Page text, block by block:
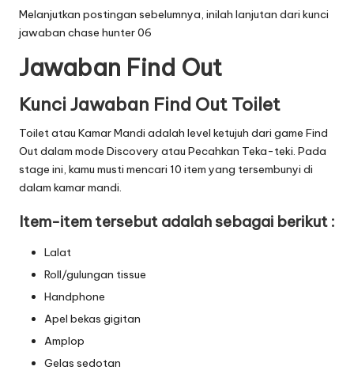
Melanjutkan postingan sebelumnya, inilah lanjutan dari kunci
jawaban chase hunter 06
Jawaban Find Out
Kunci Jawaban Find Out Toilet
Toilet atau Kamar Mandi adalah level ketujuh dari game Find
Out dalam mode Discovery atau Pecahkan Teka-teki. Pada
stage ini, kamu musti mencari 10 item yang tersembunyi di
dalam kamar mandi.
Item-item tersebut adalah sebagai berikut :
Lalat
Roll/gulungan tissue
Handphone
Apel bekas gigitan
Amplop
Gelas sedotan